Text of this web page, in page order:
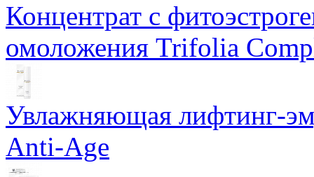
Концентрат с
омоложения Trifolia
Увлажняющая лифтинг-
Anti-Age